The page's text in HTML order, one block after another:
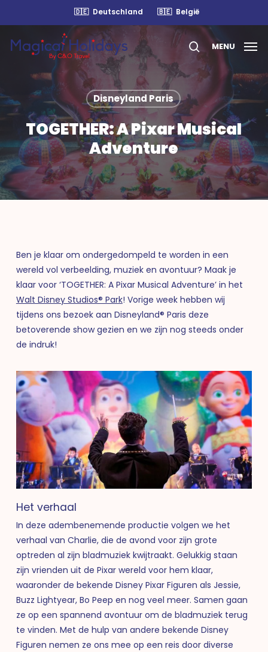
main
content
🇩🇪 Deutschland 🇧🇪 België
search
MENU
Disneyland Paris
TOGETHER: A Pixar Musical
Adventure
Ben je klaar om ondergedompeld te worden in een
wereld vol verbeelding, muziek en avontuur? Maak je
klaar voor ‘TOGETHER: A Pixar Musical Adventure’ in het
Walt Disney Studios® Park! Vorige week hebben wij
tijdens ons bezoek aan Disneyland® Paris deze
betoverende show gezien en we zijn nog steeds onder
de indruk!
Het verhaal
In deze adembenemende productie volgen we het
verhaal van Charlie, die de avond voor zijn grote
optreden al zijn bladmuziek kwijtraakt. Gelukkig staan
zijn vrienden uit de Pixar wereld voor hem klaar,
waaronder de bekende Disney Pixar Figuren als Jessie,
Buzz Lightyear, Bo Peep en nog veel meer. Samen gaan
ze op een spannend avontuur om de bladmuziek terug
te vinden. Met de hulp van andere bekende Disney
Figuren nemen ze ons mee op een reis door diverse